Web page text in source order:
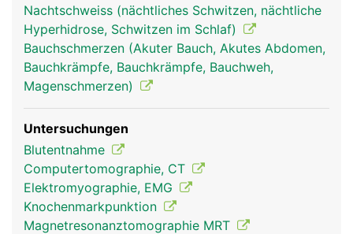
Nachtschweiss (nächtliches Schwitzen, nächtliche
Hyperhidrose, Schwitzen im Schlaf)
Bauchschmerzen (Akuter Bauch, Akutes Abdomen,
Bauchkrämpfe, Bauchkrämpfe, Bauchweh,
Magenschmerzen)
Untersuchungen
Blutentnahme
Computertomographie, CT
Elektromyographie, EMG
Knochenmarkpunktion
Magnetresonanztomographie MRT